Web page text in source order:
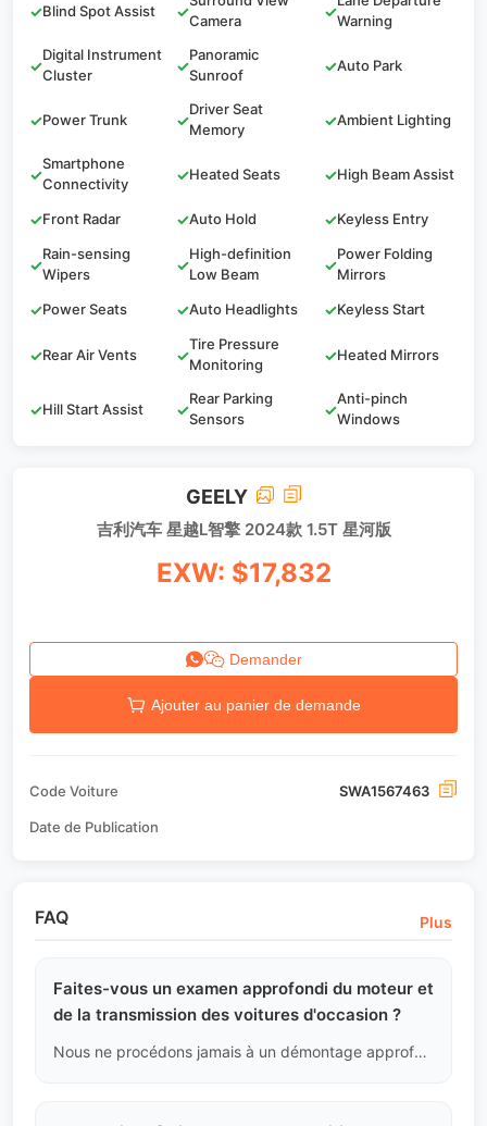
✓Blind Spot Assist ✓
Camera
✓
Warning
✓
Digital Instrument
Cluster
✓
Panoramic
Sunroof
✓Auto Park
✓Power Trunk ✓
Driver Seat
Memory
✓Ambient Lighting
✓
Smartphone
Connectivity
✓Heated Seats ✓High Beam Assist
✓Front Radar ✓Auto Hold ✓Keyless Entry
✓
Rain-sensing
Wipers
✓
High-definition
Low Beam
✓
Power Folding
Mirrors
✓Power Seats ✓Auto Headlights ✓Keyless Start
✓Rear Air Vents ✓
Tire Pressure
Monitoring
✓Heated Mirrors
✓Hill Start Assist ✓
Rear Parking
Sensors
✓
Anti-pinch
Windows
GEELY
吉利汽车 星越L智擎 2024款 1.5T 星河版
EXW: $17,832
Demander
Ajouter au panier de demande
Code Voiture SWA1567463
Date de Publication
FAQ Plus
Faites-vous un examen approfondi du moteur et
de la transmission des voitures d'occasion ?
Nous ne procédons jamais à un démontage approfondi sans raison, sauf en cas de codes de défaut graves ou de bruits extrêmes. L'étanchéité du moteur et de la transmission est cruciale, et détruire les scellés d'origine pour rechercher des problèmes inexistants est non professionnel. Nous nous basons sur les flux de données et l'analyse acoustique et des fluides.